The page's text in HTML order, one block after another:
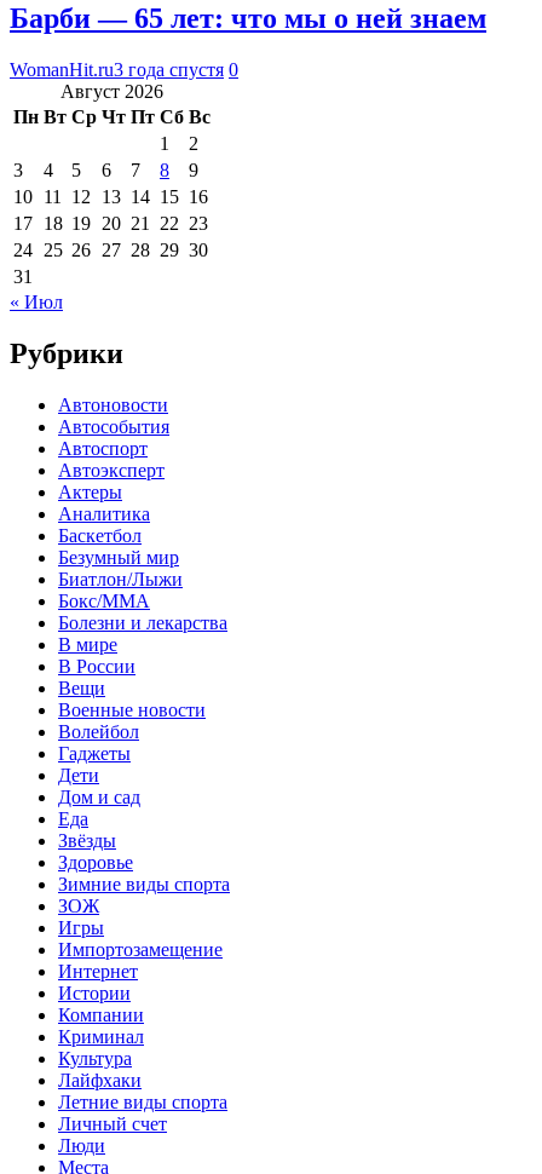
Барби — 65 лет: что мы о ней знаем
WomanHit.ru3 года спустя 0
Август 2026
Пн Вт Ср Чт Пт Сб Вс
1
2
3
4 5 6 7 8
9
10 11 12 13 14 15 16
17 18 19 20 21 22 23
24 25 26 27 28 29 30
31
« Июл
Рубрики
Автоновости
Автособытия
Автоспорт
Автоэксперт
Актеры
Аналитика
Баскетбол
Безумный мир
Биатлон/Лыжи
Бокс/MMA
Болезни и лекарства
В мире
В России
Вещи
Военные новости
Волейбол
Гаджеты
Дети
Дом и сад
Еда
Звёзды
Здоровье
Зимние виды спорта
ЗОЖ
Игры
Импортозамещение
Интернет
Истории
Компании
Криминал
Культура
Лайфхаки
Летние виды спорта
Личный счет
Люди
Места